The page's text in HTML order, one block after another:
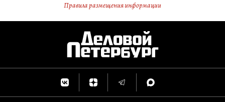
Правила размещения информации